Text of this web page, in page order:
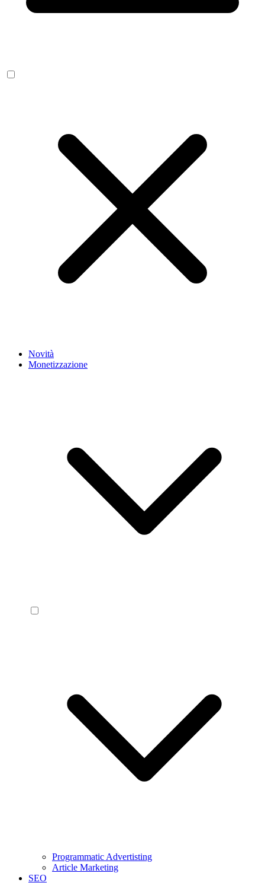
Novità
Monetizzazione
Programmatic Advertisting
Article Marketing
SEO